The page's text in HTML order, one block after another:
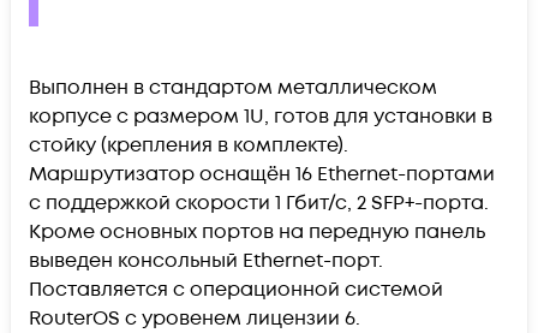
Выполнен в стандартом металлическом
корпусе с размером 1U, готов для установки в
стойку (крепления в комплекте).
Маршрутизатор оснащён 16 Ethernet-портами
с поддержкой скорости 1 Гбит/с, 2 SFP+-порта.
Кроме основных портов на передную панель
выведен консольный Ethernet-порт.
Поставляется с операционной системой
RouterOS с уровенем лицензии 6.